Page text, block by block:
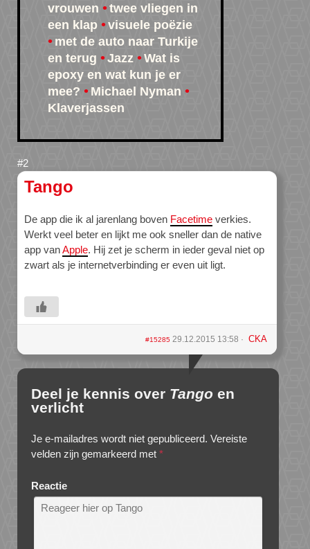
vrouwen
twee vliegen in
een klap
visuele poëzie
met de auto naar Turkije
en terug
Jazz
Wat is
epoxy en wat kun je er
mee?
Michael Nyman
Klaverjassen
Tango
De app die ik al jarenlang boven Facetime verkies.
Werkt veel beter en lijkt me ook sneller dan de native
app vanApple. Hij zet je scherm in ieder geval niet op
zwart als je internetverbinding er even uit ligt.
#15285 29.12.2015 13:58 CKA
Deel je kennis over Tango en
verlicht
Je e-mailadres wordt niet gepubliceerd. Vereiste
velden zijn gemarkeerd met *
Reactie